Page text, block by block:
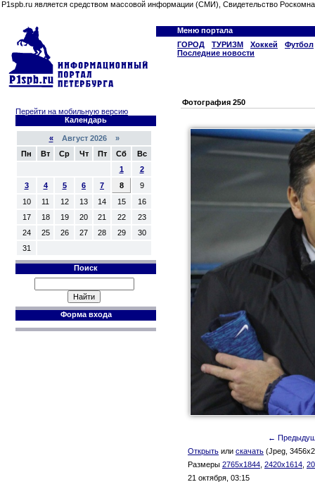
P1spb.ru является средством массовой информации (СМИ), Свидетельство
Меню портала
ГОРОД
ТУРИЗМ Хоккей
Футбол
Последние новости
Перейти на мобильную версию
Календарь
«Август 2026 »
Пн
Вт Ср Чт Пт Сб
Вс
1
2
3
4 5 6 7 8
9
10
11 12 13 14 15
16
17
18 19 20 21 22
23
24
25 26 27 28 29
30
31
Поиск
Форма входа
Фотография 250
←
Открыть или скачать (Jpeg,
Размеры 2765x1844, 2420x1614,
21 октября, 03:15